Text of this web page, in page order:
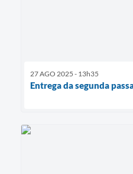
27 AGO 2025 - 13h35
Entrega da segunda